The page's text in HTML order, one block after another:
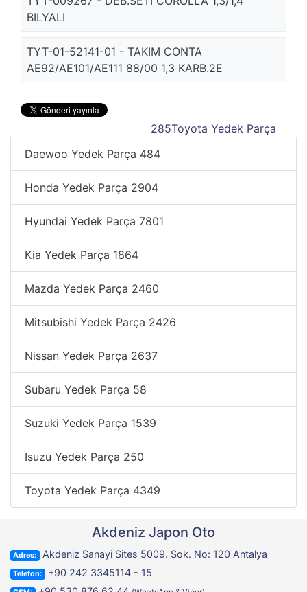
BILYALI
TYT-01-52141-01 - TAKIM CONTA
AE92/AE101/AE111 88/00 1,3 KARB.2E
285Toyota Yedek Parça
Daewoo Yedek Parça 484
Honda Yedek Parça 2904
Hyundai Yedek Parça 7801
Kia Yedek Parça 1864
Mazda Yedek Parça 2460
Mitsubishi Yedek Parça 2426
Nissan Yedek Parça 2637
Subaru Yedek Parça 58
Suzuki Yedek Parça 1539
Isuzu Yedek Parça 250
Toyota Yedek Parça 4349
Akdeniz Japon Oto
Adres: Akdeniz Sanayi Sites 5009. Sok. No: 120 Antalya
Telefon: +90 242 3345114 - 15